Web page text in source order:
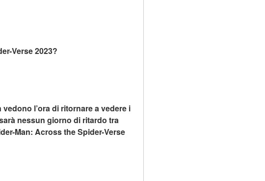
Verse 2023?
l’ora di ritornare a vedere i
nessun giorno di ritardo tra
Man: Across the Spider-Verse